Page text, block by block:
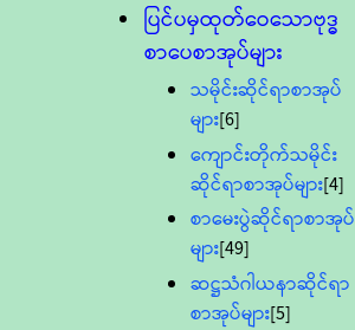
ပြင်ပမှထုတ်ဝေသောဗုဒ္ဓ
စာပေစာအုပ်များ
သမိုင်းဆိုင်ရာစာအုပ်
များ[6]
ကျောင်းတိုက်သမိုင်း
ဆိုင်ရာစာအုပ်များ[4]
စာမေးပွဲဆိုင်ရာစာအုပ်
များ[49]
ဆဋ္ဌသံဂါယနာဆိုင်ရာ
စာအုပ်များ[5]